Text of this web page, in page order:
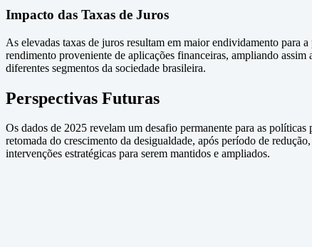
Impacto das Taxas de Juros
As elevadas taxas de juros resultam em maior endividamento para
rendimento proveniente de aplicações financeiras, ampliando
diferentes segmentos da sociedade brasileira.
Perspectivas Futuras
Os dados de 2025 revelam um desafio permanente para as
retomada do crescimento da desigualdade, após período de
intervenções estratégicas para serem mantidos e ampliados.